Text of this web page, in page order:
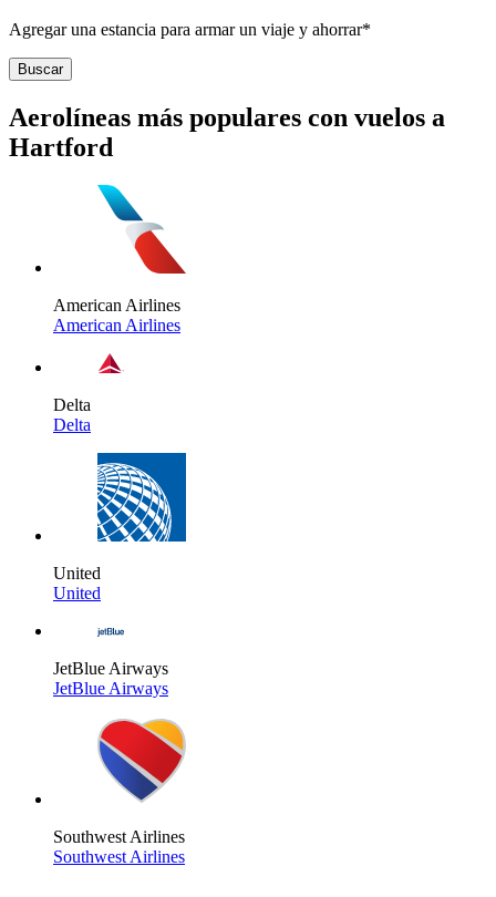
Agregar una estancia para armar un viaje y ahorrar*
Buscar
Aerolíneas más populares con vuelos a
Hartford
American Airlines
American Airlines
Delta
Delta
United
United
JetBlue Airways
JetBlue Airways
Southwest Airlines
Southwest Airlines